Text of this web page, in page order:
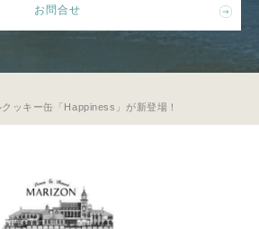
お問合せ
ッキー缶「Happiness」が新登場！